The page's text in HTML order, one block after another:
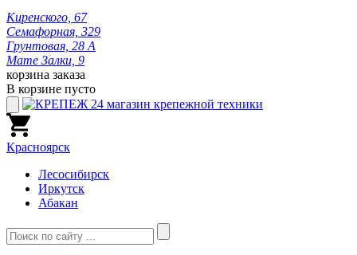
Киренского, 67
Семафорная, 329
Грунтовая, 28 А
Мате Залки, 9
корзина заказа
В корзине пусто
Красноярск
Лесосибирск
Иркутск
Абакан